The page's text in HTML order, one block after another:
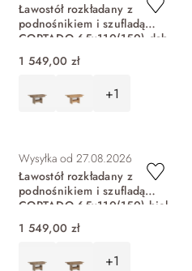
Ławostół rozkładany z
podnośnikiem i szufladą
CORTADO 65x110(150) dąb
coast evoke CRTT02
1 549,00 zł
+1
Wysyłka od 27.08.2026
Ławostół rozkładany z
podnośnikiem i szufladą
CORTADO 65x110(150) biel
alpejska CRTT02
1 549,00 zł
+1